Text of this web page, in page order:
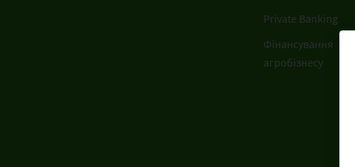
Private Banking
Фінансування
агробізнесу